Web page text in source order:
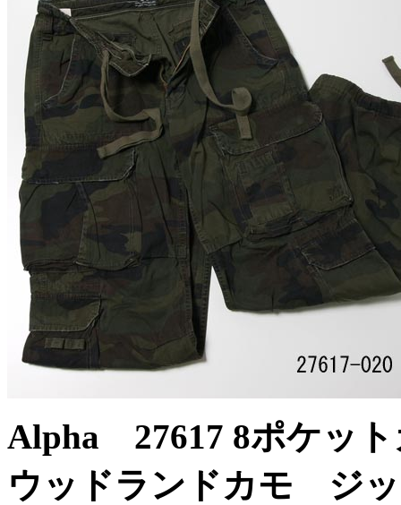
Alpha 27617 8ポケッ
ウッドランドカモ ジ